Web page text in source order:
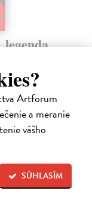
Artforum
a meranie
vášho
SÚHLASÍM
vojaka
A okamih,
3 dní od